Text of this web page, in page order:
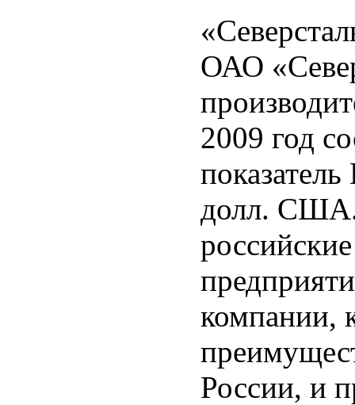
ОАО
2009 год
долл. США.
компании,
России, и